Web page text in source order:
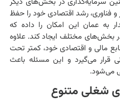
فناوری، رشد اقتصادی خود را حفظ
به عمان این امکان را داده که
مختلف ایجاد کند. علاوه
مالی و اقتصادی خود، کمتر تحت
قرار می‌گیرد و این مسئله باعث
می‌شود.
شغلی متنوع